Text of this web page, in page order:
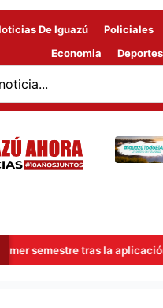
De Iguazú Policiales
Economia
Deportes
tras la aplicación de la